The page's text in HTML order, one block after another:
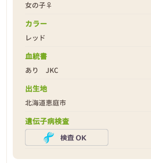
女の子♀
カラー
レッド
血統書
あり JKC
出生地
北海道恵庭市
遺伝子病検査